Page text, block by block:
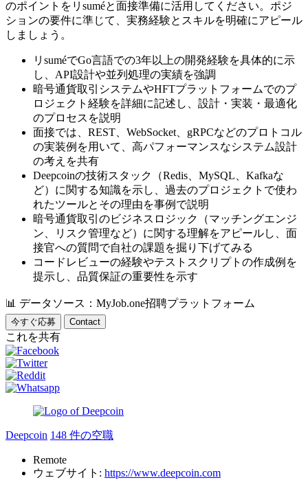
のポイントをリsuméと面接準備に活用してください。ポジ
ションの要件に準じて、実務経験とスキルを明確にアピール
しましょう。
リsuméでGo言語での3年以上の開発経験を具体的に示
し、API設計や並列処理の実績を強調
暗号通貨取引システムやHFTプラットフォームでのプ
ロジェクト経験を詳細に記述し、設計・実装・最適化
のプロセスを説明
面接では、REST、WebSocket、gRPCなどのプロトコル
の実装例を用いて、高パフォーマンスなシステム設計
の考えを共有
Deepcoinの技術スタック（Redis、MySQL、Kafkaな
ど）に関する知識を示し、過去のプロジェクトで使わ
れたツールとその理由を事例で説明
暗号通貨取引のビジネスロジック（マッチングエンジ
ン、リスク管理など）に関する理解をアピールし、面
接官への質問で自社の課題を掘り下げてみる
コードレビューの経験やテストスクリプトの作成例を
提示し、品質保証の重要性を示す
📊 データソース：MyJob.one招聘プラットフォーム
今すぐ応募 Contact
これを共有
Deepcoin 148 件の空職
Remote
ウェブサイト: https://www.deepcoin.com